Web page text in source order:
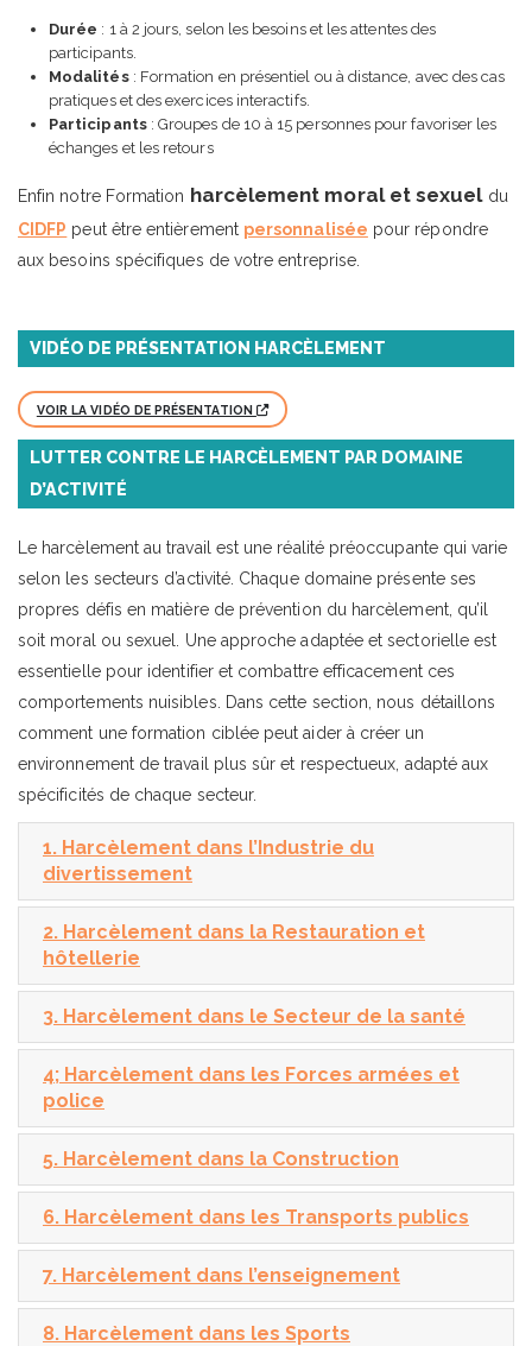
Durée : 1 à 2 jours, selon les besoins et les attentes des
participants.
Modalités: Formation en présentiel ou à distance, avec des cas
pratiques et des exercices interactifs.
Participants: Groupes de 10 à 15 personnes pour favoriser les
échanges et les retours
Enfin notre Formation harcèlement moral et sexueldu
CIDFP peut être entièrement personnalisée pour répondre
aux besoins spécifiques de votre entreprise.
VIDÉO DE PRÉSENTATION HARCÈLEMENT
VOIR LA VIDÉO DE PRÉSENTATION
LUTTER CONTRE LE HARCÈLEMENT PAR DOMAINE
D’ACTIVITÉ
Le harcèlement au travail est une réalité préoccupante qui varie
selon les secteurs d’activité. Chaque domaine présente ses
propres défis en matière de prévention du harcèlement, qu’il
soit moral ou sexuel. Une approche adaptée et sectorielle est
essentielle pour identifier et combattre efficacement ces
comportements nuisibles. Dans cette section, nous détaillons
comment une formation ciblée peut aider à créer un
environnement de travail plus sûr et respectueux, adapté aux
spécificités de chaque secteur.
1. Harcèlement dans l’Industrie du
divertissement
2. Harcèlement dans la Restauration et
hôtellerie
3. Harcèlement dans le Secteur de la santé
4; Harcèlement dans les Forces armées et
police
5. Harcèlement dans la Construction
6. Harcèlement dans les Transports publics
7. Harcèlement dans l’enseignement
8. Harcèlement dans les Sports